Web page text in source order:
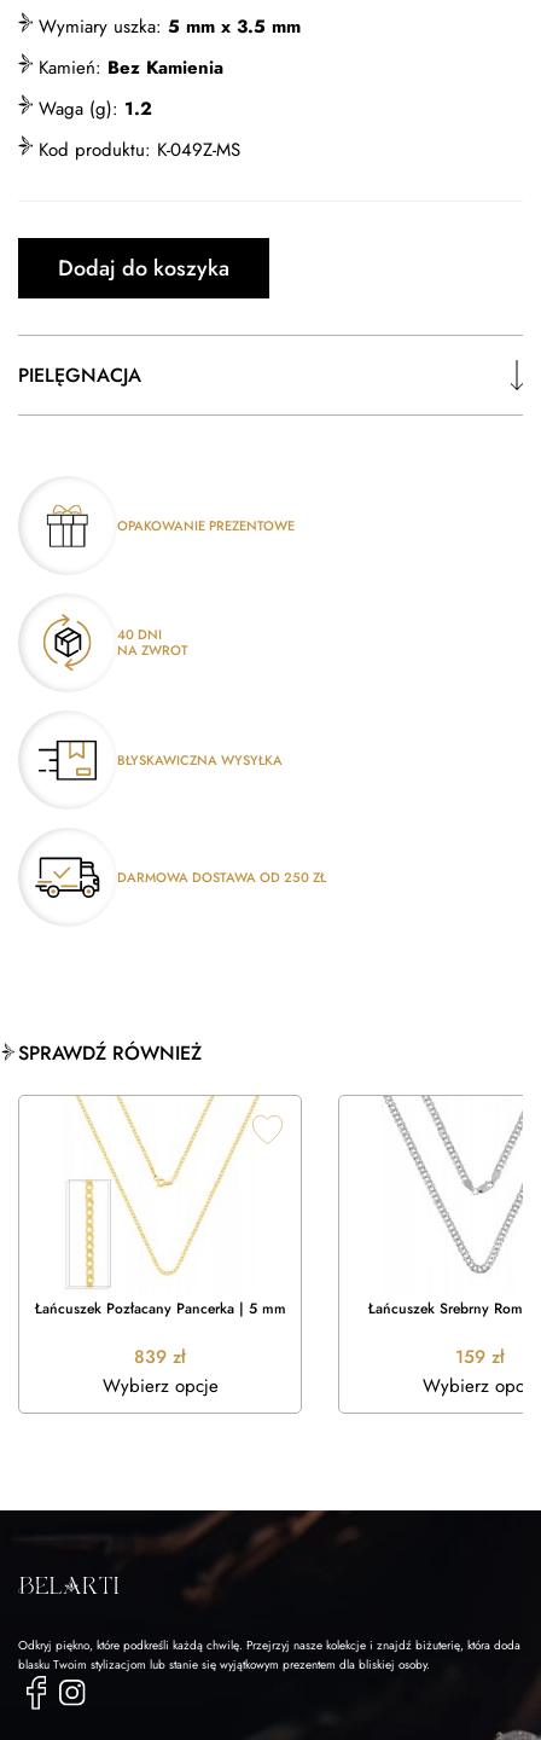
Wymiary uszka: 5 mm x 3.5 mm
Kamień: Bez Kamienia
Waga (g): 1.2
Kod produktu: K-049Z-MS
Dodaj do koszyka
PIELĘGNACJA
OPAKOWANIE PREZENTOWE
40 DNI
NA ZWROT
BŁYSKAWICZNA WYSYŁKA
DARMOWA DOSTAWA OD 250 ZŁ
SPRAWDŹ RÓWNIEŻ
Łańcuszek Pozłacany Pancerka | 5 mm
839 zł
Wybierz opcje
Łańcuszek Srebrny
159 zł
Wybierz opcje
Odkryj piękno, które podkreśli każdą chwilę. Przejrzyj nasze kolekcje i znajdź biżuterię, która doda
blasku Twoim stylizacjom lub stanie się wyjątkowym prezentem dla bliskiej osoby.